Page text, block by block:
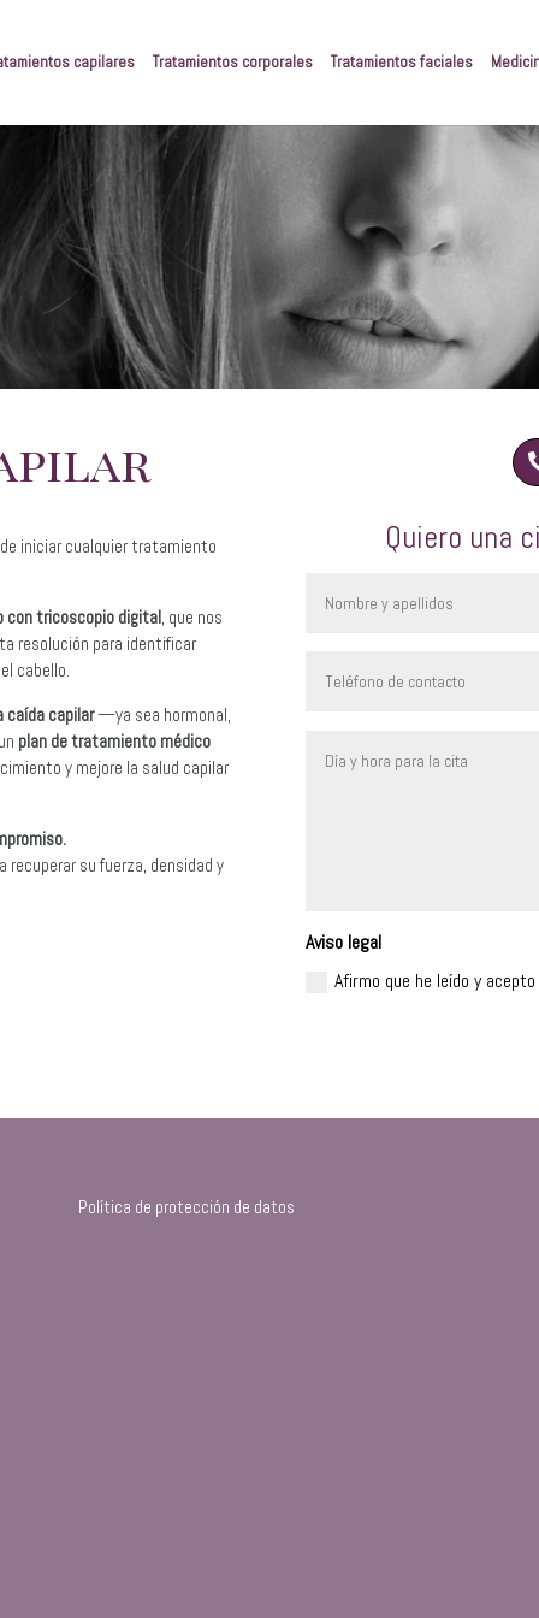
capilares Tratamientos corporales Tratamientos faciales
iniciar cualquier tratamiento
con tricoscopio digital, que nos
resolución para identificar
cabello.
caída capilar—ya sea hormonal,
plan de tratamiento médico
y mejore la salud capilar
su fuerza, densidad y
Quiero una
Aviso legal
Afirmo que he leído y
Política de protección de datos